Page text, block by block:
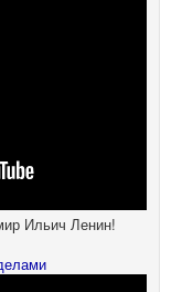
Ильич Ленин!